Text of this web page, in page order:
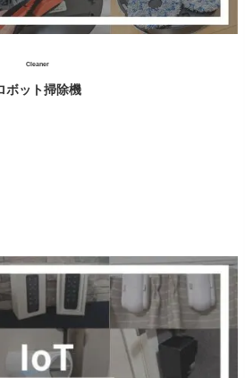
ボット掃除機
Cleaner